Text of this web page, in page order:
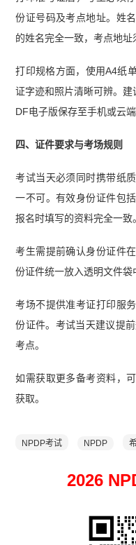
份证号码及考点地址。姓
的姓名完全一致，考点地址
打印规格方面，使用A4纸
证字迹和照片清晰可辨。
DF电子版保存至手机或云端
四、证件要求与考场规则
考试当天必须同时携带纸
一不可。有效身份证件包
报名时填写的资料完全一致
考生需提前确认身份证件
份证件统一放入透明文件袋
考场不提供准考证打印服
份证件。考试当天建议提
考点。
如需获取更多备考资料，
获取。
NPDP考试 NPDP
2026